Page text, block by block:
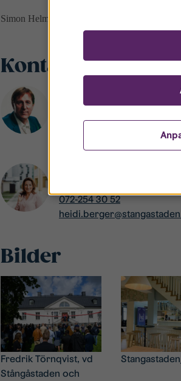
Simon Helmér, vd Studentbostäder, 070-
Kontakter
072-574 96 60
072-254 30 52
Bilder
Fredrik Törnqvist, vd
Stångåstaden och